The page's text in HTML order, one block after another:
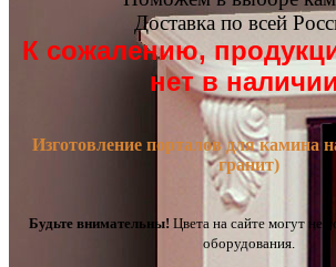
Доставка по всей
К сожалению,
нет в
Изготовление порталов для камина
гранит)
Будьте внимательны! Цвета на сайте могут не
оборудования.